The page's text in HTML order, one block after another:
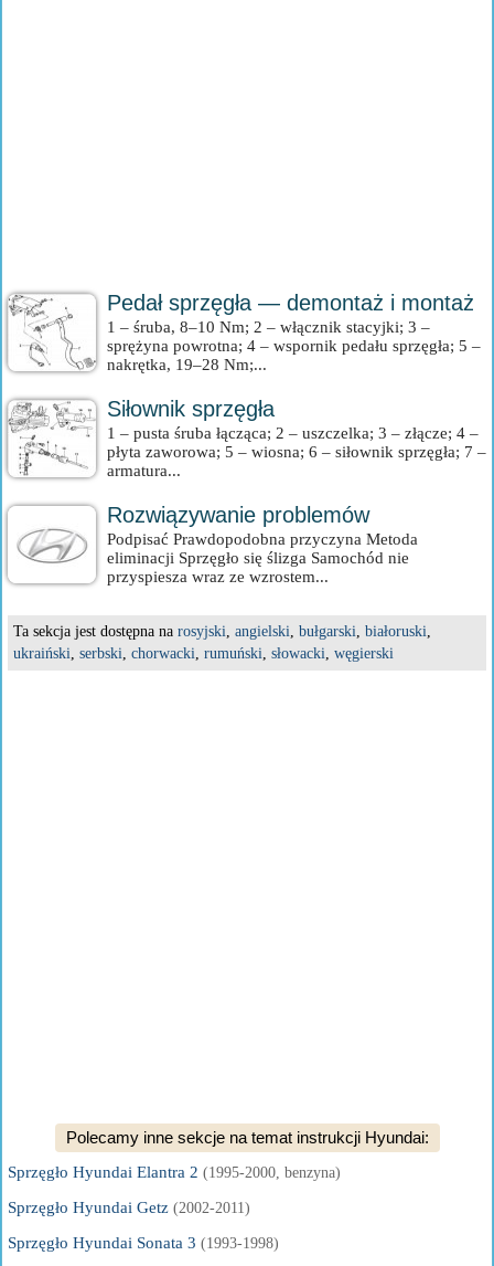
Pedał sprzęgła — demontaż i montaż
1 – śruba, 8–10 Nm; 2 – włącznik stacyjki; 3 –
sprężyna powrotna; 4 – wspornik pedału sprzęgła; 5 –
nakrętka, 19–28 Nm;...
Siłownik sprzęgła
1 – pusta śruba łącząca; 2 – uszczelka; 3 – złącze; 4 –
płyta zaworowa; 5 – wiosna; 6 – siłownik sprzęgła; 7 –
armatura...
Rozwiązywanie problemów
Podpisać Prawdopodobna przyczyna Metoda
eliminacji Sprzęgło się ślizga Samochód nie
przyspiesza wraz ze wzrostem...
Ta sekcja jest dostępna na rosyjski, angielski, bułgarski, białoruski,
ukraiński, serbski, chorwacki, rumuński, słowacki, węgierski
Polecamy inne sekcje na temat instrukcji Hyundai:
Sprzęgło Hyundai Elantra 2 (1995-2000, benzyna)
Sprzęgło Hyundai Getz (2002-2011)
Sprzęgło Hyundai Sonata 3 (1993-1998)